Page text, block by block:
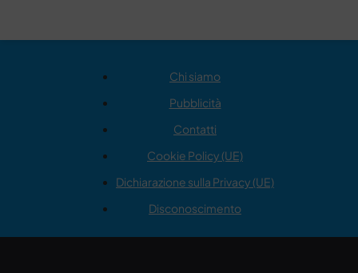
Chi siamo
Pubblicità
Contatti
Cookie Policy (UE)
Dichiarazione sulla Privacy (UE)
Disconoscimento